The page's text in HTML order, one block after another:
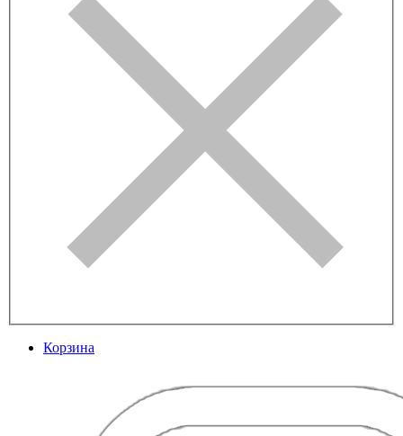
Корзина